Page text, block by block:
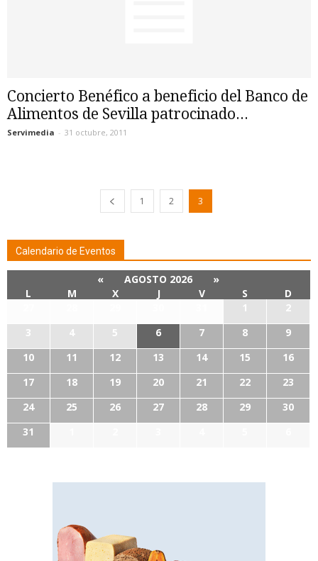
Concierto Benéfico a beneficio del Banco de
Alimentos de Sevilla patrocinado...
Servimedia - 31 octubre, 2011
1 2 3
Calendario de Eventos
« AGOSTO 2026
»
L
M X J V S
D
1
2
3
4 5 6 7 8
9
10
11 12 13 14 15
16
17
18 19 20 21 22
23
24
25 26 27 28 29
30
31